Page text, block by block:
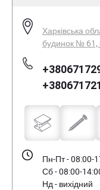
Харківська
будинок № 61,
Пн-Пт - 08:00-
Сб - 08:00-
Нд - вихідний